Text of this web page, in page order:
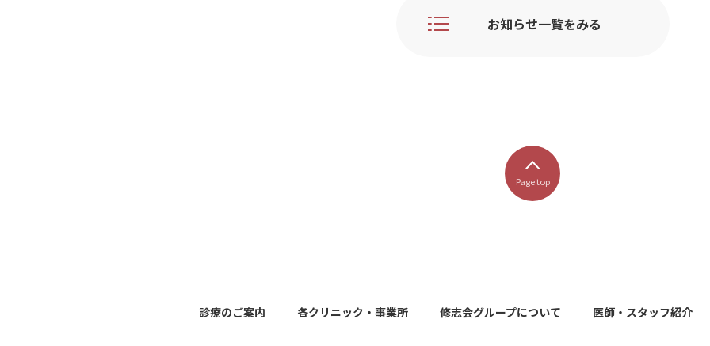
お知らせ一覧をみる
Page top
診療のご案内 各クリニック・事業所 修志会グループについて 医師・スタッフ紹介